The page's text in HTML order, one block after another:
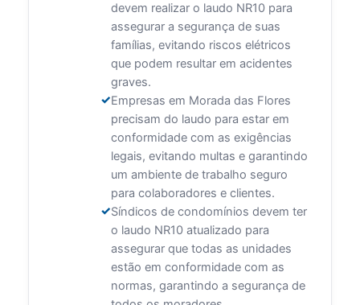
devem realizar o laudo NR10 para
assegurar a segurança de suas
famílias, evitando riscos elétricos
que podem resultar em acidentes
graves.
Empresas em Morada das Flores
precisam do laudo para estar em
conformidade com as exigências
legais, evitando multas e garantindo
um ambiente de trabalho seguro
para colaboradores e clientes.
Síndicos de condomínios devem ter
o laudo NR10 atualizado para
assegurar que todas as unidades
estão em conformidade com as
normas, garantindo a segurança de